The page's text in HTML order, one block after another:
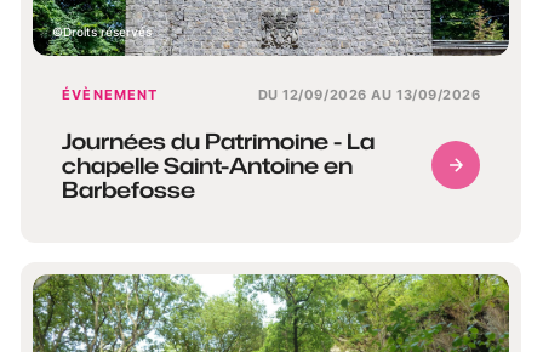
Droits réservés
ÉVÈNEMENT DU 12/09/2026 AU 13/09/2026
Journées du Patrimoine - La
chapelle Saint-Antoine en
Barbefosse